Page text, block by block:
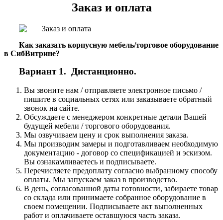
Заказ и оплата
Как заказать корпусную мебель/торговое оборудование
в СибВитрине?
Вариант 1. Дистанционно.
Вы звоните нам / отправляете электронное письмо /
пишите в социальных сетях или заказываете обратный
звонок на сайте.
Обсуждаете с менеджером конкретные детали Вашей
будущей мебели / торгового оборудования.
Мы озвучиваем цену и срок выполнения заказа.
Мы производим замеры и подготавливаем необходимую
документацию - договор со спецификацией и эскизом.
Вы ознакамливаетесь и подписываете.
Перечисляете предоплату согласно выбранному способу
оплаты. Мы запускаем заказ в производство.
В день, согласованной даты готовности, забираете товар
со склада или принимаете собранное оборудование в
своем помещении. Подписываете акт выполненных
работ и оплачиваете оставшуюся часть заказа.